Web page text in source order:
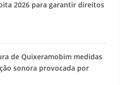
2026 para garantir direitos
de Quixeramobim medidas
sonora provocada por